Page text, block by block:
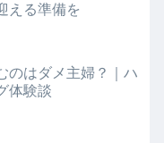
える準備を
のはダメ主婦？｜ハ
体験談